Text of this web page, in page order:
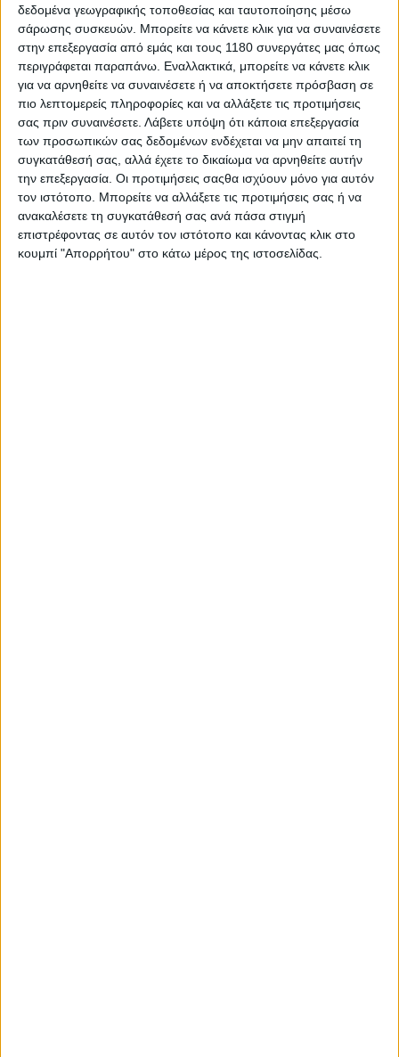
δεδομένα γεωγραφικής τοποθεσίας και ταυτοποίησης μέσω
σάρωσης συσκευών. Μπορείτε να κάνετε κλικ για να συναινέσετε
στην επεξεργασία από εμάς και τους 1180 συνεργάτες μας όπως
περιγράφεται παραπάνω. Εναλλακτικά, μπορείτε να κάνετε κλικ
για να αρνηθείτε να συναινέσετε ή να αποκτήσετε πρόσβαση σε
πιο λεπτομερείς πληροφορίες και να αλλάξετε τις προτιμήσεις
σας πριν συναινέσετε. Λάβετε υπόψη ότι κάποια επεξεργασία
των προσωπικών σας δεδομένων ενδέχεται να μην απαιτεί τη
συγκατάθεσή σας, αλλά έχετε το δικαίωμα να αρνηθείτε αυτήν
την επεξεργασία. Οι προτιμήσεις σαςθα ισχύουν μόνο για αυτόν
τον ιστότοπο. Μπορείτε να αλλάξετε τις προτιμήσεις σας ή να
ανακαλέσετε τη συγκατάθεσή σας ανά πάσα στιγμή
επιστρέφοντας σε αυτόν τον ιστότοπο και κάνοντας κλικ στο
κουμπί "Απορρήτου" στο κάτω μέρος της ιστοσελίδας.